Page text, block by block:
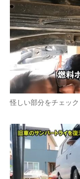
怪しい部分をチェック